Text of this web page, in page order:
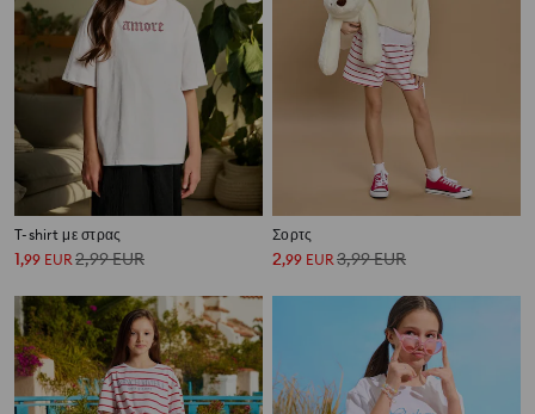
T-shirt με στρας
1,99 EUR2,99EUR
Σορτς
2,99 EUR3,99EUR